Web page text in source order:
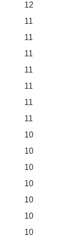
12
11
11
11
11
11
11
11
10
10
10
10
10
10
10